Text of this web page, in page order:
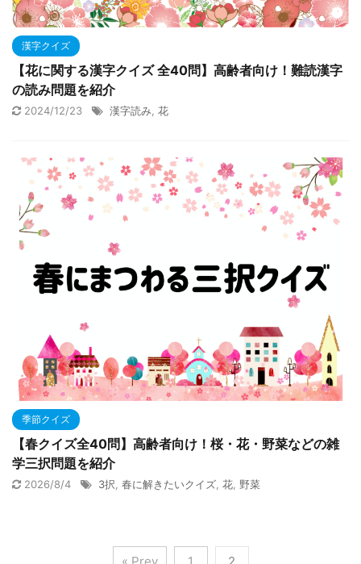
漢字クイズ
【花に関する漢字クイズ 全40問】高齢者向け！難読漢字
の読み問題を紹介
2024/12/23 漢字読み, 花
季節クイズ
【春クイズ全40問】高齢者向け！桜・花・野菜などの雑
学三択問題を紹介
2026/8/4 3択 春に解きたいクイズ 花 野菜